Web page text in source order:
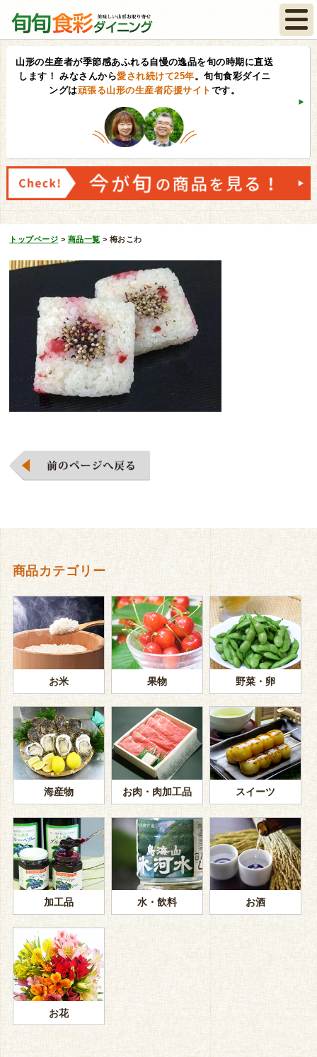
山形の生産者が季節感あふれる自慢の逸品を旬の時期に直送
します！ みなさんから愛され続けて25年。旬旬食彩ダイニ
ングは頑張る山形の生産者応援サイト です。
トップページ > 商品一覧 > 梅おこわ
商品カテゴリー
お米 果物 野菜・卵
海産物 お肉・肉加工品 スイーツ
加工品 水・飲料 お酒
お花